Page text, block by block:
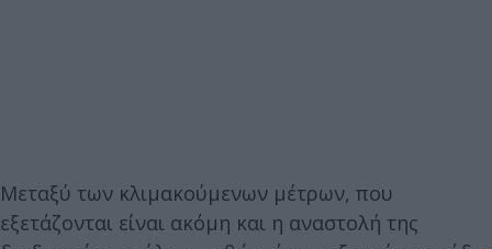
Μεταξύ των κλιμακούμενων μέτρων, που
εξετάζονται είναι ακόμη και η αναστολή της